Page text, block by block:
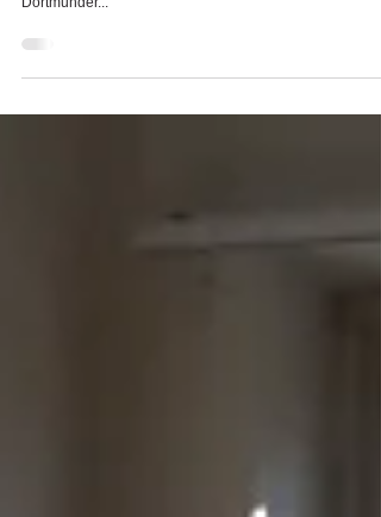
Kölner Fan ?
Gegen den Fußballnationalspieler und BVB-Spieler
Großkreuz läuft ein Strafverfahren. Gemeinsam mit